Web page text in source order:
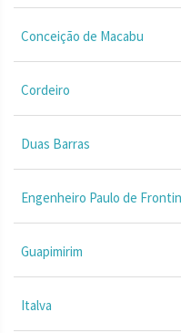
Conceição de Macabu
Cordeiro
Duas Barras
Engenheiro Paulo de Frontin
Guapimirim
Italva